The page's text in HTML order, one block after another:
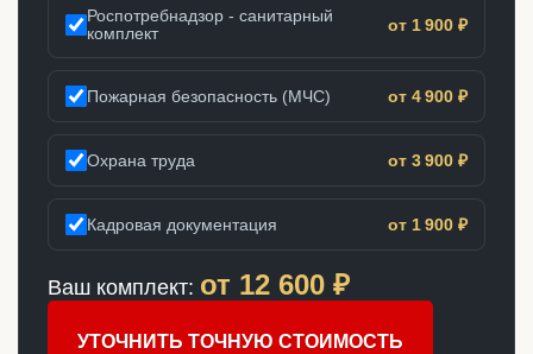
Роспотребнадзор - санитарный
комплект
от 1 900 ₽
Пожарная безопасность (МЧС) от 4 900 ₽
Охрана труда от 3 900 ₽
Кадровая документация от 1 900 ₽
Ваш комплект: от 12 600 ₽
УТОЧНИТЬ ТОЧНУЮ СТОИМОСТЬ